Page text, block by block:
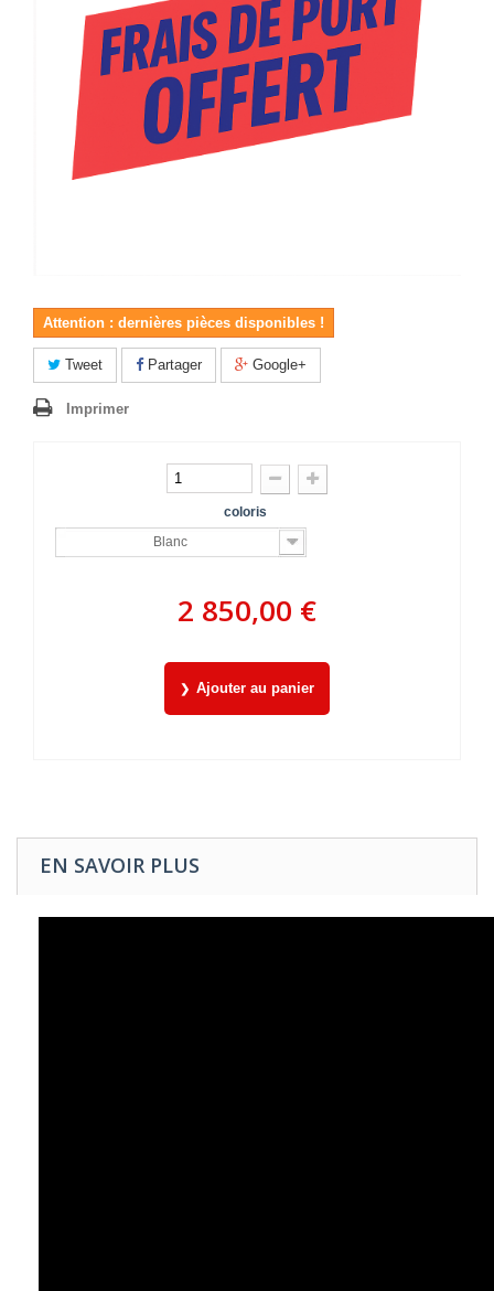
Attention : dernières pièces disponibles !
Tweet Partager Google+
Imprimer
coloris
Blanc
2 850,00 €
Ajouter au panier
EN SAVOIR PLUS